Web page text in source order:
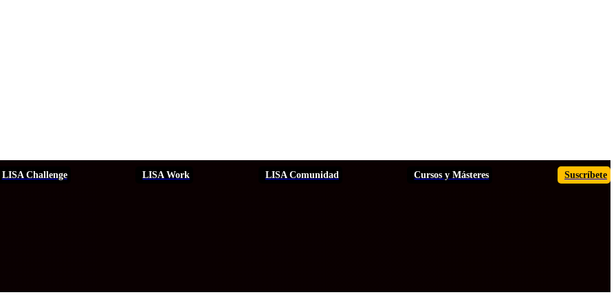
Suscríbete
Cursos y Másteres
LISA Comunidad
LISA Work
LISA Challenge